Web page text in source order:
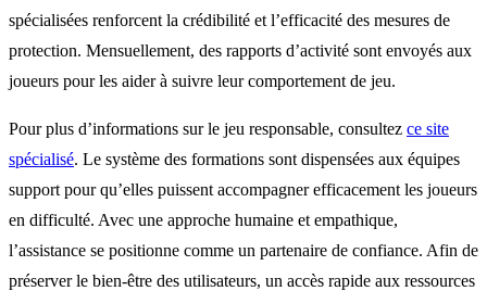
spécialisées renforcent la crédibilité et l’efficacité des mesures de
protection. Mensuellement, des rapports d’activité sont envoyés aux
joueurs pour les aider à suivre leur comportement de jeu.
Pour plus d’informations sur le jeu responsable, consultez ce site
spécialisé. Le système des formations sont dispensées aux équipes
support pour qu’elles puissent accompagner efficacement les joueurs
en difficulté. Avec une approche humaine et empathique,
l’assistance se positionne comme un partenaire de confiance. Afin de
préserver le bien-être des utilisateurs, un accès rapide aux ressources